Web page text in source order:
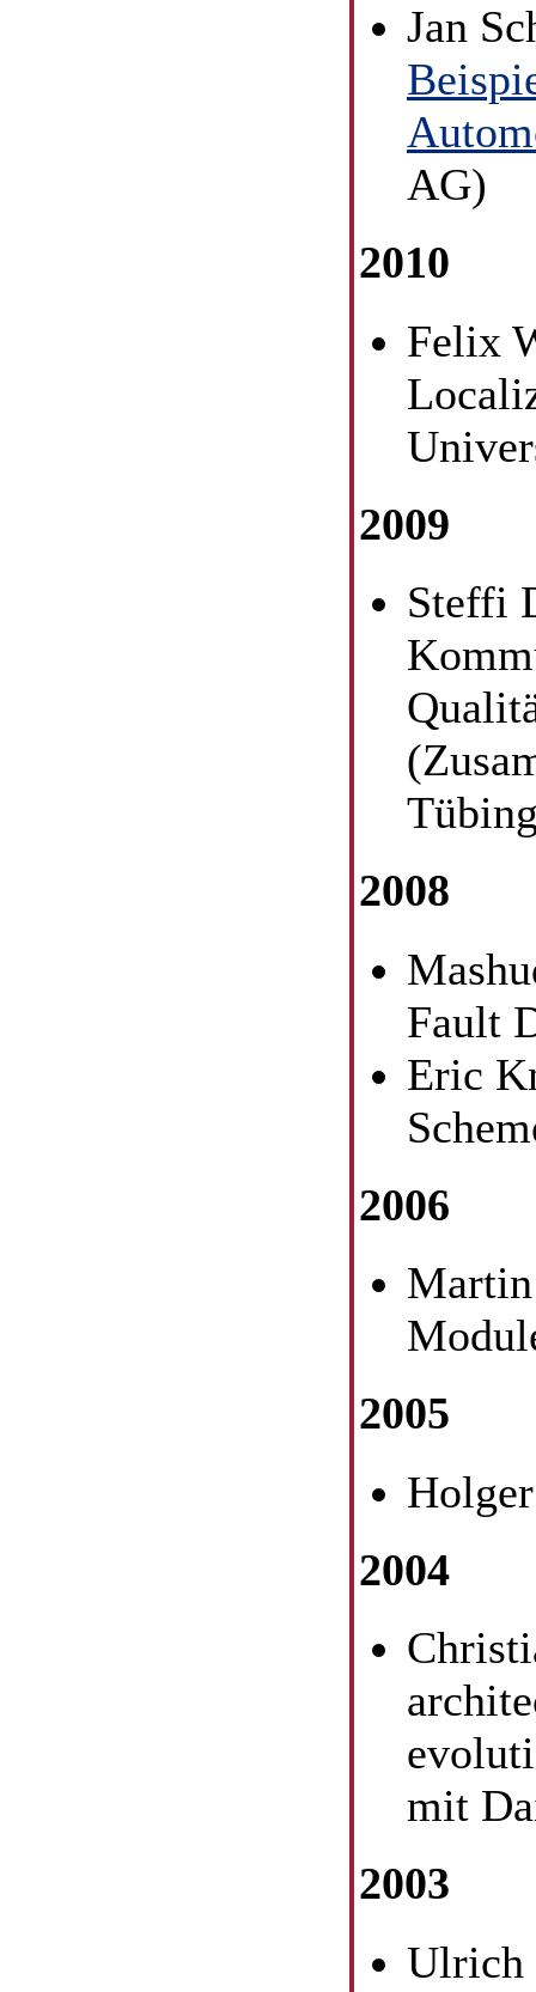
Jan
AG)
2010
Felix
2009
Steffi
2008
Fault
Eric
2006
2005
2004
mit
2003
Ulrich